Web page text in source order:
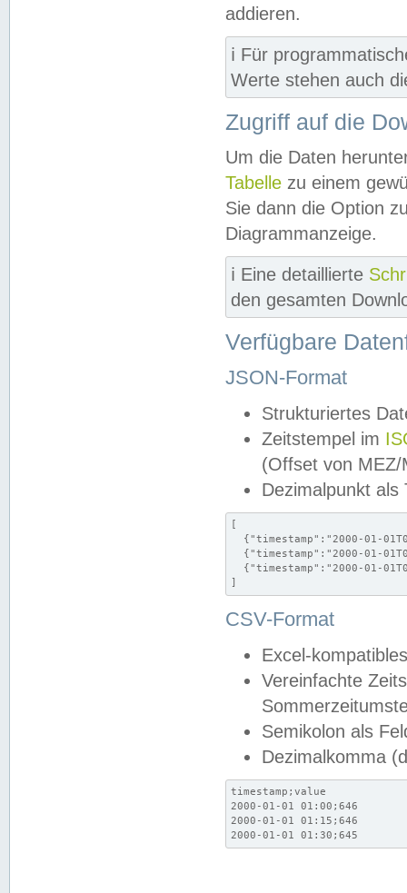
addieren.
ℹ️ Für
Werte stehen auch
Zugriff auf die
Um die Daten
Tabelle zu einem
Sie dann die Option
Diagrammanzeige.
ℹ️ Eine detaillierte
den gesamten
Verfügbare
JSON-Format
Strukturiertes
Zeitstempel im
(Offset von MEZ/
Dezimalpunkt als
[
{"timestamp":"2000-01-
{"timestamp":"2000-01-
{"timestamp":"2000-01-
]
CSV-Format
Excel-
Vereinfachte
Semikolon als
Dezimalkomma
timestamp;value
2000-01-01 01:00;646
2000-01-01 01:15;646
2000-01-01 01:30;645